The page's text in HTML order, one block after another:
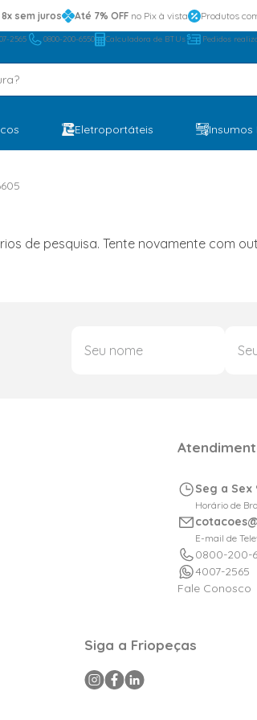
8x sem juros Até 7% OFFno Pix à vista Produtos
2565 0800-200-6550 Calculadora de BTUs Pedidos
Eletroportáteis
de pesquisa. Tente novamente com
Seg a Sex
Horário de
E-mail de
0800-200-
4007-2565
Fale Conosco
Siga a Friopeças